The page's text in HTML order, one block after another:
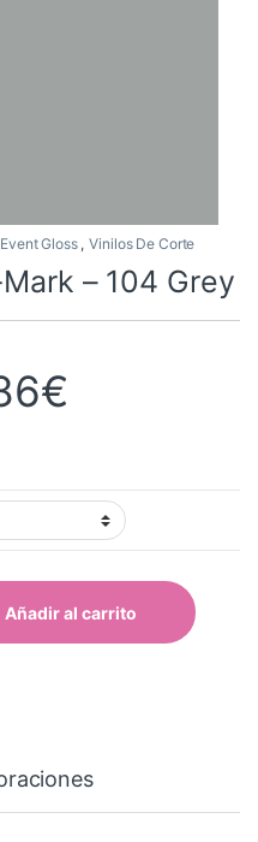
Gloss , Vinilos De Corte
– 104 Grey
€
quantity
Añadir al carrito